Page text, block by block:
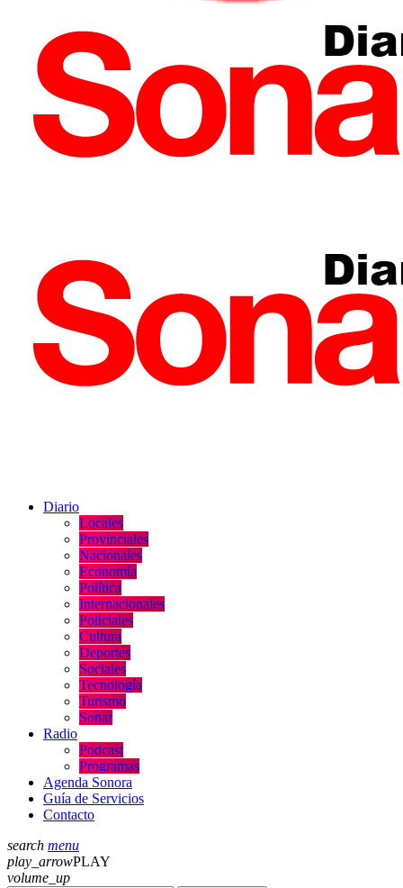
Diario
Locales
Provinciales
Nacionales
Economía
Política
Internacionales
Policiales
Cultura
Deportes
Sociales
Tecnología
Turismo
Sonar
Radio
Podcast
Programas
Agenda Sonora
Guía de Servicios
Contacto
search menu
play_arrowPLAY
volume_up